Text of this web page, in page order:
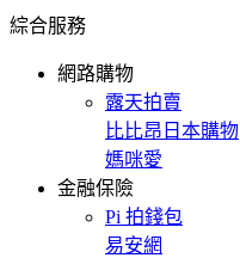
綜合服務
網路購物
露天拍賣
比比昂日本購物
媽咪愛
金融保險
Pi 拍錢包
易安網